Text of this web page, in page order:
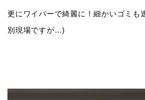
更にワイパーで綺麗に！細かいゴミも
別現場ですが…)